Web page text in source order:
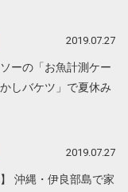
2019.07.27
ーの「お魚計測ケー
しバケツ」で夏休み
2019.07.27
沖縄・伊良部島で家